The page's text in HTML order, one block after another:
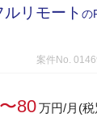
リモート の
案件No.
〜80万円/月(税